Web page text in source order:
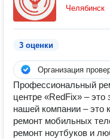
Челябинск
3 оценки
Организация
Профессиональный
центре «RedFix» – это
нашей компании – это
ремонт мобильных
ремонт ноутбуков и